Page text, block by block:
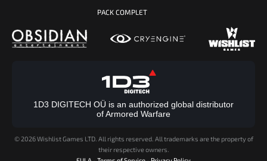
PACK COMPLET
1D3 DIGITECH OÜ is an authorized global distributor
of Armored Warfare
© 2026 Wishlist Games LTD. All rights reserved. All trademarks are the property of
their respective owners.